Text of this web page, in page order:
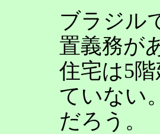
ブラジル
置義務が
住宅は5
ていない
だろう。